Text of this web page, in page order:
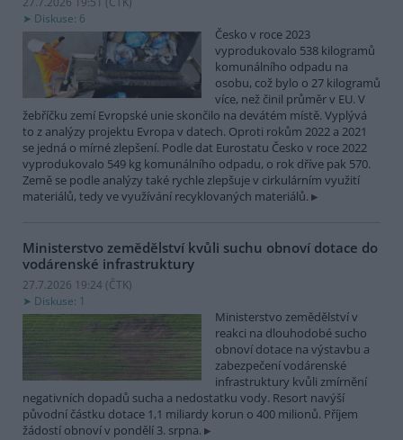
Diskuse: 6
Česko v roce 2023
vyprodukovalo 538 kilogramů
komunálního odpadu na
osobu, což bylo o 27 kilogramů
více, než činil průměr v EU. V
žebříčku zemí Evropské unie skončilo na devátém místě. Vyplývá
to z analýzy projektu Evropa v datech. Oproti rokům 2022 a 2021
se jedná o mírné zlepšení. Podle dat Eurostatu Česko v roce 2022
vyprodukovalo 549 kg komunálního odpadu, o rok dříve pak 570.
Země se podle analýzy také rychle zlepšuje v cirkulárním využití
materiálů, tedy ve využívání recyklovaných materiálů.
Ministerstvo zemědělství kvůli suchu obnoví dotace do
vodárenské infrastruktury
27.7.2026 19:24 (ČTK)
Diskuse: 1
Ministerstvo zemědělství v
reakci na dlouhodobé sucho
obnoví dotace na výstavbu a
zabezpečení vodárenské
infrastruktury kvůli zmírnění
negativních dopadů sucha a nedostatku vody. Resort navýší
původní částku dotace 1,1 miliardy korun o 400 milionů. Příjem
žádostí obnoví v pondělí 3. srpna.